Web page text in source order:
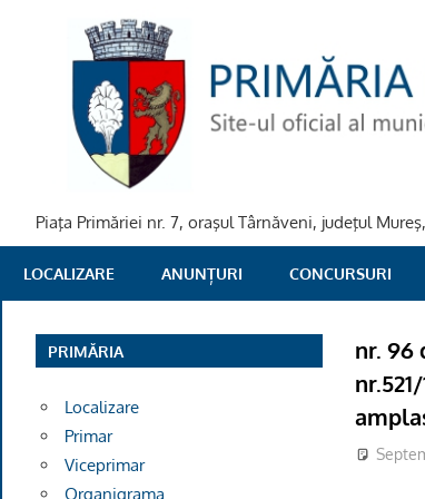
PRIMARIA
TARNAVENI
Piaţa Primăriei nr. 7, oraşul Târnăveni, judeţul
LOCALIZARE ANUNȚURI CONCURSURI
nr. 96
PRIMĂRIA
Localizare
Primar
Viceprimar
Organigrama